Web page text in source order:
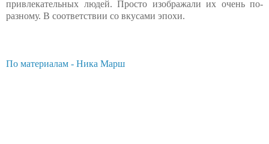
привлекательных людей. Просто изображали их очень по-
разному. В соответствии со вкусами эпохи.
По материалам - Ника Марш